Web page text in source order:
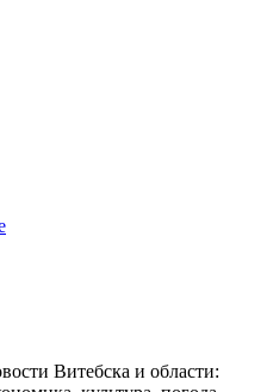
Витебска и области: